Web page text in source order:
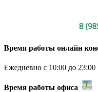
8
Время работы онлайн
Ежедневно с 10:00 до 23:00
Время работы офиса